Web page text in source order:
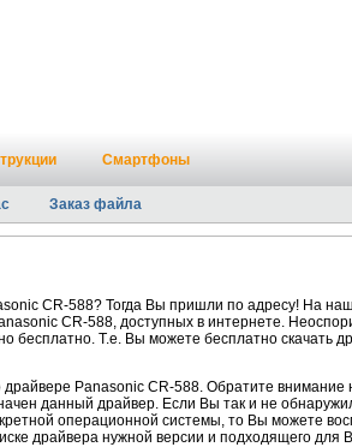
Смартфоны
Заказ файла
CR-588? Тогда Вы пришли по адресу! На
CR-588, доступных в интернете.
бесплатно. Т.е. Вы можете бесплатно скачать
Panasonic CR-588. Обратите внимание
данный драйвер. Если Вы так и не
операционной системы, то Вы можете
драйвера нужной версии и подходящего